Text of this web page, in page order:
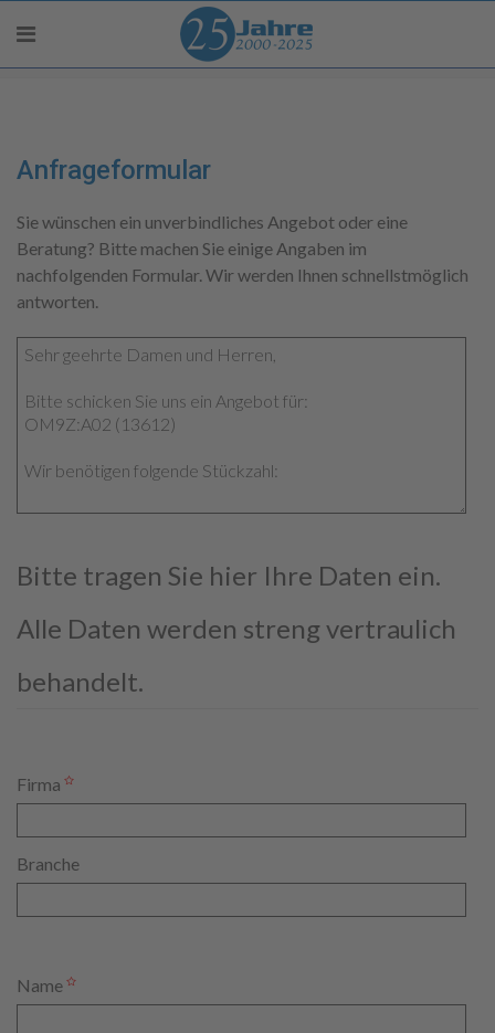
Anfrageformular
Sie wünschen ein unverbindliches Angebot oder eine
Beratung? Bitte machen Sie einige Angaben im
nachfolgenden Formular. Wir werden Ihnen schnellstmöglich
antworten.
Bitte tragen Sie hier Ihre Daten ein.
Alle Daten werden streng vertraulich
behandelt.
Firma
Branche
Name